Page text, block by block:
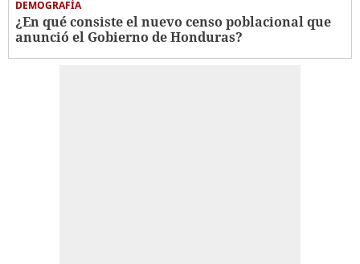
DEMOGRAFÍA
¿En qué consiste el nuevo censo poblacional que
anunció el Gobierno de Honduras?